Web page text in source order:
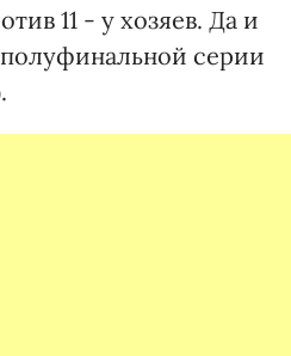
11 - у хозяев. Да и
серии